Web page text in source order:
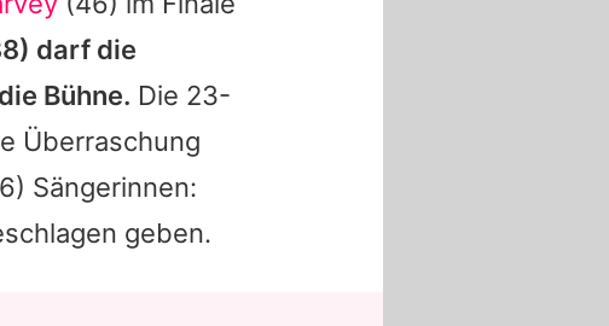
darf die
Bühne. Die 23-
Überraschung
Sängerinnen:
geben.